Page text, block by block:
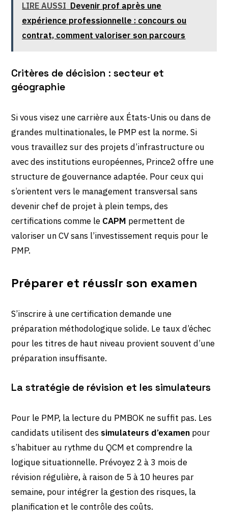
LIRE AUSSI Devenir prof après une
expérience professionnelle : concours ou
contrat, comment valoriser son parcours
Critères de décision : secteur et
géographie
Si vous visez une carrière aux États-Unis ou dans de
grandes multinationales, le PMP est la norme. Si
vous travaillez sur des projets d’infrastructure ou
avec des institutions européennes, Prince2 offre une
structure de gouvernance adaptée. Pour ceux qui
s’orientent vers le management transversal sans
devenir chef de projet à plein temps, des
certifications comme le CAPM permettent de
valoriser un CV sans l’investissement requis pour le
PMP.
Préparer et réussir son examen
S’inscrire à une certification demande une
préparation méthodologique solide. Le taux d’échec
pour les titres de haut niveau provient souvent d’une
préparation insuffisante.
La stratégie de révision et les simulateurs
Pour le PMP, la lecture du PMBOK ne suffit pas. Les
candidats utilisent des simulateurs d’examen pour
s’habituer au rythme du QCM et comprendre la
logique situationnelle. Prévoyez 2 à 3 mois de
révision régulière, à raison de 5 à 10 heures par
semaine, pour intégrer la gestion des risques, la
planification et le contrôle des coûts.